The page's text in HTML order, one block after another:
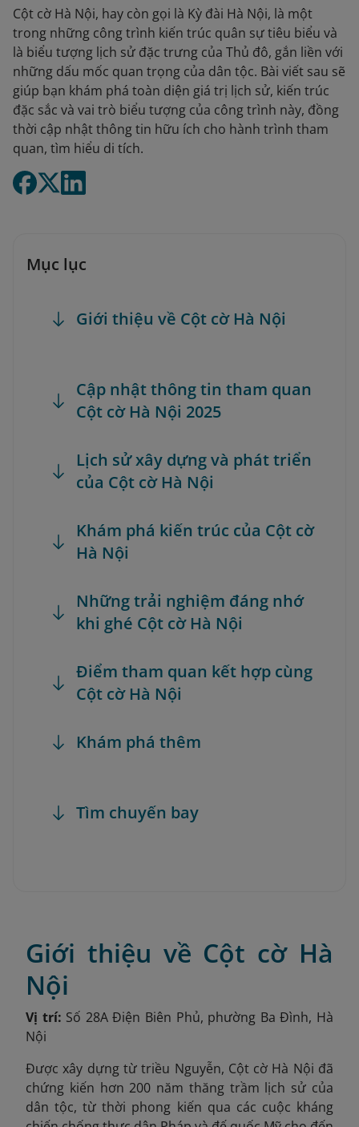
Cột cờ Hà Nội, hay còn gọi là Kỳ đài Hà Nội, là một
trong những công trình kiến trúc quân sự tiêu biểu và
là biểu tượng lịch sử đặc trưng của Thủ đô, gắn liền với
những dấu mốc quan trọng của dân tộc. Bài viết sau sẽ
giúp bạn khám phá toàn diện giá trị lịch sử, kiến trúc
đặc sắc và vai trò biểu tượng của công trình này, đồng
thời cập nhật thông tin hữu ích cho hành trình tham
quan, tìm hiểu di tích.
Mục lục
Giới thiệu về Cột cờ Hà Nội
Cập nhật thông tin tham quan
Cột cờ Hà Nội 2025
Lịch sử xây dựng và phát triển
của Cột cờ Hà Nội
Khám phá kiến trúc của Cột cờ
Hà Nội
Những trải nghiệm đáng nhớ
khi ghé Cột cờ Hà Nội
Điểm tham quan kết hợp cùng
Cột cờ Hà Nội
Khám phá thêm
Tìm chuyến bay
Giới thiệu về Cột cờ Hà
Nội
Vị trí: Số 28A Điện Biên Phủ, phường Ba Đình, Hà
Nội
Được xây dựng từ triều Nguyễn, Cột cờ Hà Nội đã
chứng kiến hơn 200 năm thăng trầm lịch sử của
dân tộc, từ thời phong kiến qua các cuộc kháng